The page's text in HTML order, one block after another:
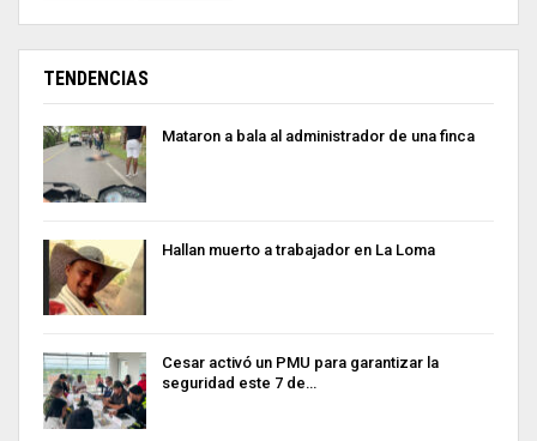
TENDENCIAS
Mataron a bala al administrador de una finca
Hallan muerto a trabajador en La Loma
Cesar activó un PMU para garantizar la
seguridad este 7 de…